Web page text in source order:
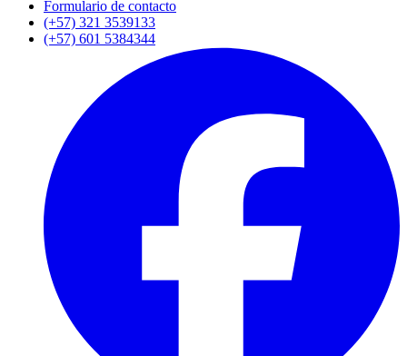
Formulario de contacto
(+57) 321 3539133
(+57) 601 5384344